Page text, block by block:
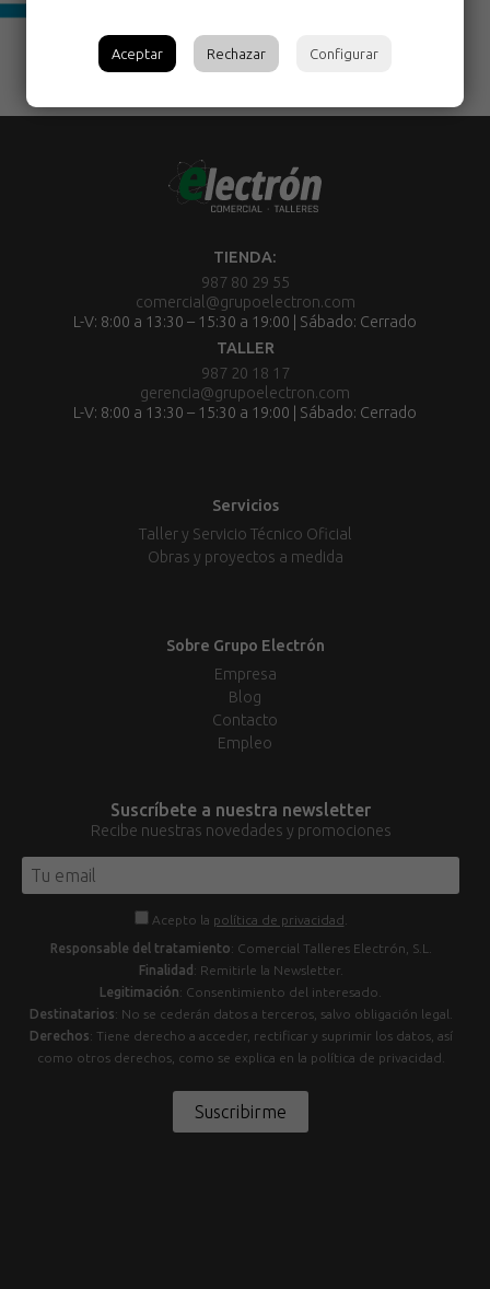
TIENDA:
987 80 29 55
comercial@grupoelectron.com
L-V: 8:00 a 13:30 – 15:30 a 19:00 | Sábado: Cerrado
TALLER
987 20 18 17
gerencia@grupoelectron.com
L-V: 8:00 a 13:30 – 15:30 a 19:00 | Sábado: Cerrado
Servicios
Taller y Servicio Técnico Oficial
Obras y proyectos a medida
Sobre Grupo Electrón
Empresa
Blog
Contacto
Empleo
Suscríbete a nuestra newsletter
Recibe nuestras novedades y promociones
Acepto la política de privacidad
Responsable del tratamiento: Comercial Talleres Electrón, S.L.
Finalidad : Remitirle la Newsletter.
Legitimación: Consentimiento del interesado.
Destinatarios: No se cederán datos a terceros, salvo obligación legal.
Derechos: Tiene derecho a acceder, rectificar y suprimir los datos, así
como otros derechos, como se explica en la política de privacidad.
Suscribirme
Aceptar Rechazar Configurar